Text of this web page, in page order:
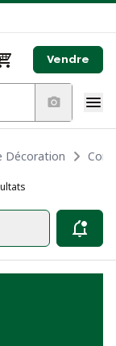
Vendre
Décoration